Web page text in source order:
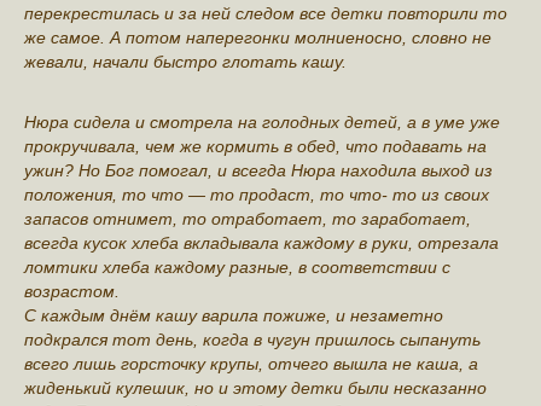
перекрестилась и за ней следом все детки повторили то
же самое. А потом наперегонки молниеносно, словно не
жевали, начали быстро глотать кашу.
Нюра сидела и смотрела на голодных детей, а в уме уже
прокручивала, чем же кормить в обед, что подавать на
ужин? Но Бог помогал, и всегда Нюра находила выход из
положения, то что — то продаст, то что- то из своих
запасов отнимет, то отработает, то заработает,
всегда кусок хлеба вкладывала каждому в руки, отрезала
ломтики хлеба каждому разные, в соответствии с
возрастом.
С каждым днём кашу варила пожиже, и незаметно
подкрался тот день, когда в чугун пришлось сыпануть
всего лишь горсточку крупы, отчего вышла не каша, а
жиденький кулешик, но и этому детки были несказанно